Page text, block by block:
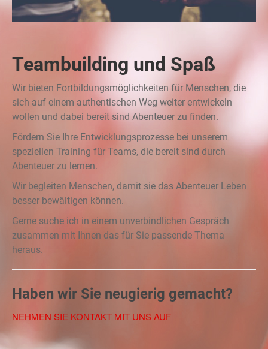
Teambuilding und Spaß
Wir bieten Fortbildungsmöglichkeiten für Menschen, die
sich auf einem authentischen Weg weiter entwickeln
wollen und dabei bereit sind Abenteuer zu finden.
Fördern Sie Ihre Entwicklungsprozesse bei unserem
speziellen Training für Teams, die bereit sind durch
Abenteuer zu lernen.
Wir begleiten Menschen, damit sie das Abenteuer Leben
besser bewältigen können.
Gerne suche ich in einem unverbindlichen Gespräch
zusammen mit Ihnen das für Sie passende Thema
heraus.
Haben wir Sie neugierig gemacht?
NEHMEN SIE KONTAKT MIT UNS AUF